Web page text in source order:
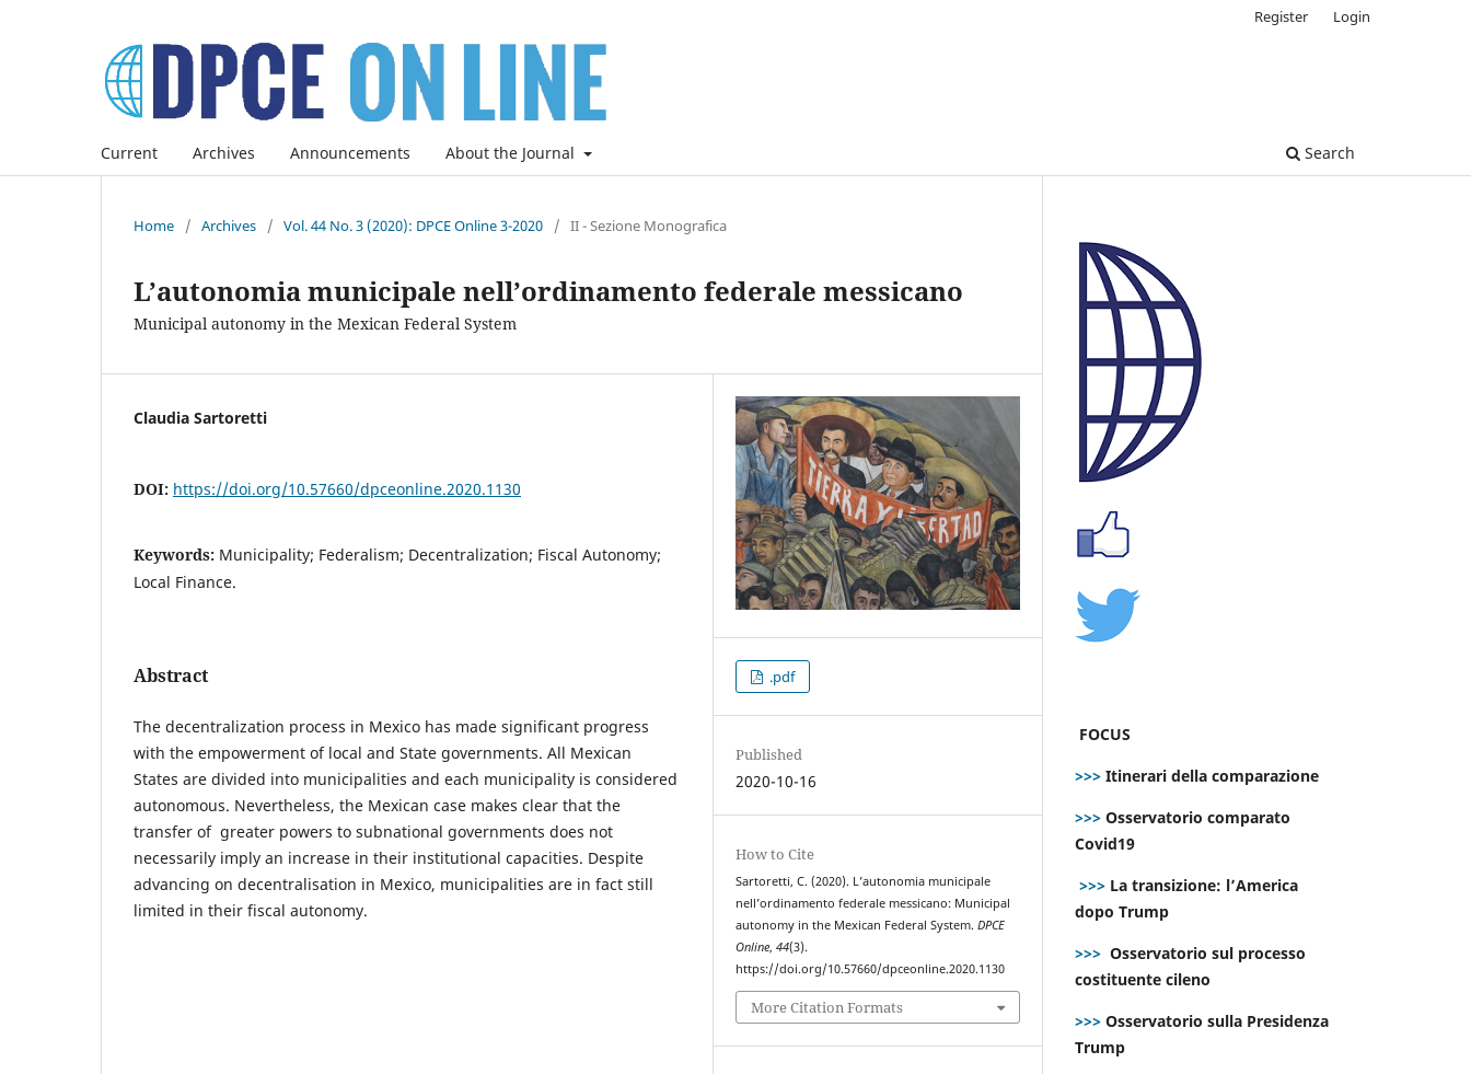
Current Archives Announcements About the Journal Search
Register Login
Home / Archives / Vol. 44 No. 3 (2020): DPCE Online 3-2020 / II - Sezione Monografica
L’autonomia municipale nell’ordinamento federale messicano
Municipal autonomy in the Mexican Federal System
Claudia Sartoretti
DOI: https://doi.org/10.57660/dpceonline.2020.1130
Keywords: Municipality; Federalism; Decentralization; Fiscal Autonomy;
Local Finance.
Abstract
The decentralization process in Mexico has made significant progress
with the empowerment of local and State governments. All Mexican
States are divided into municipalities and each municipality is considered
autonomous. Nevertheless, the Mexican case makes clear that the
transfer of greater powers to subnational governments does not
necessarily imply an increase in their institutional capacities. Despite
advancing on decentralisation in Mexico, municipalities are in fact still
limited in their fiscal autonomy.
.pdf
Published
2020-10-16
How to Cite
Sartoretti, C. (2020). L’autonomia municipale
nell’ordinamento federale messicano: Municipal
autonomy in the Mexican Federal System.DPCE
Online,44(3).
https://doi.org/10.57660/dpceonline.2020.1130
More Citation Formats
FOCUS
>>> Itinerari della comparazione
>>> Osservatorio comparato
Covid19
>>> La transizione: l’America
dopo Trump
>>> Osservatorio sul processo
costituente cileno
>>> Osservatorio sulla Presidenza
Trump